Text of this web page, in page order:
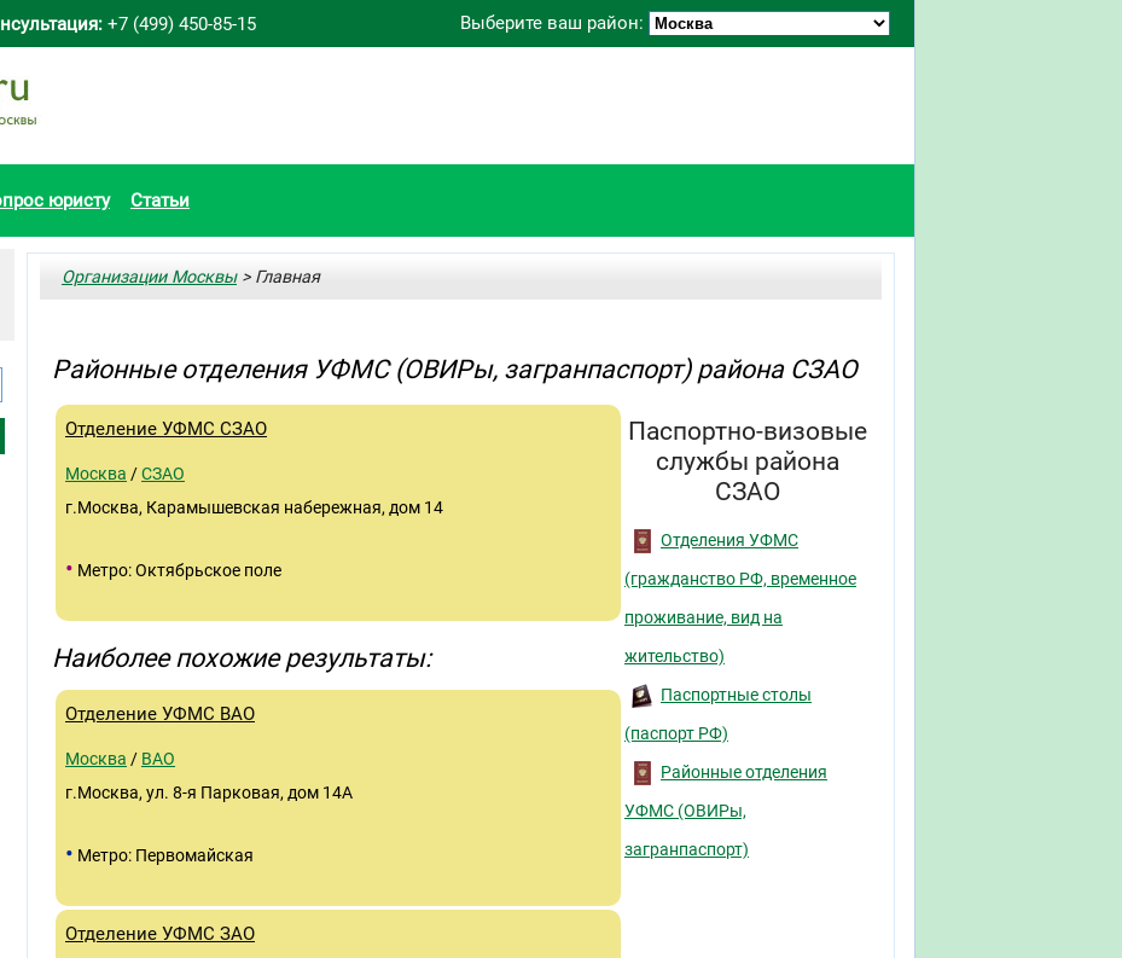
Выберите ваш район:
+7 (499) 450-85-15
юристу Статьи
Организации Москвы> Главная
Районные отделения УФМС (ОВИРы, загранпаспорт) района СЗАО
Отделение УФМС СЗАО
Москва /СЗАО
г.Москва, Карамышевская набережная, дом 14
• Метро: Октябрьское поле
Наиболее похожие результаты:
Отделение УФМС ВАО
Москва / ВАО
г.Москва, ул. 8-я Парковая, дом 14А
• Метро: Первомайская
Отделение УФМС ЗАО
Паспортно-визовые
службы района
СЗАО
Отделения УФМС
(гражданство РФ, временное
проживание, вид на
жительство)
Паспортные столы
(паспорт РФ)
Районные отделения
УФМС (ОВИРы,
загранпаспорт)